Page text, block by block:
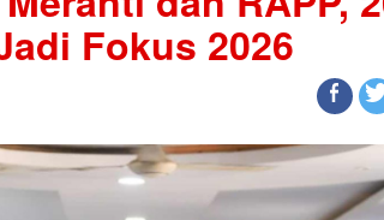
Fokus 2026